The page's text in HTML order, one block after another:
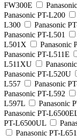
FW300E
Panasonic PT-L200
L300
Panasonic
Panasonic PT-L501
L501X
Panasonic
Panasonic PT-L511E
L511XU
Panasonic PT-L520U
L557
Panasonic
Panasonic PT-L592
L597L
Panasonic
Panasonic PT-
PT-L6500UL
Panasonic PT-